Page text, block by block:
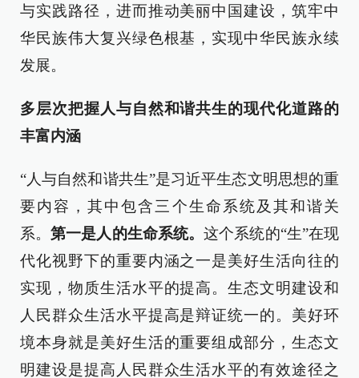
与实践路径，进而推动美丽中国建设，筑牢中
华民族伟大复兴绿色根基，实现中华民族永续
发展。
多层次把握人与自然和谐共生的现代化道路的
丰富内涵
“人与自然和谐共生”是习近平生态文明思想的重
要内容，其中包含三个生命系统及其和谐关
系。第一是人的生命系统。这个系统的“生”在现
代化视野下的重要内涵之一是美好生活向往的
实现，物质生活水平的提高。生态文明建设和
人民群众生活水平提高是辩证统一的。美好环
境本身就是美好生活的重要组成部分，生态文
明建设是提高人民群众生活水平的有效途径之